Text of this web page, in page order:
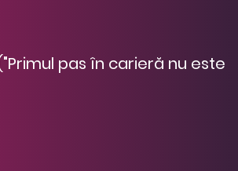
pas în carieră nu este